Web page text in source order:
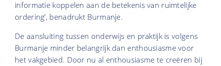
informatie koppelen aan de betekenis van ruimtelijke
ordering’, benadrukt Burmanje.
De aansluiting tussen onderwijs en praktijk is volgens
Burmanje minder belangrijk dan enthousiasme voor
het vakgebied. Door nu al enthousiasme te creëren bij